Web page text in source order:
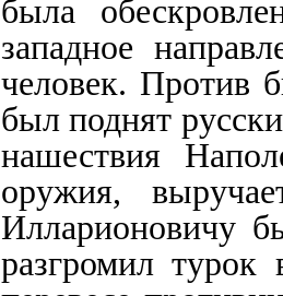
была
западное
человек. Против
был поднят
нашествия
оружия,
Илларионовичу
разгромил